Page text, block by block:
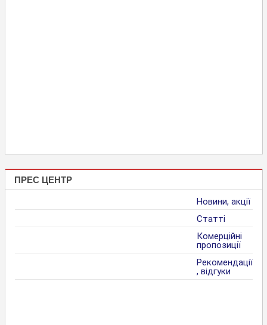
ПРЕС ЦЕНТР
Новини, акції
Статті
Комерційні
пропозиції
Рекомендації
, відгуки